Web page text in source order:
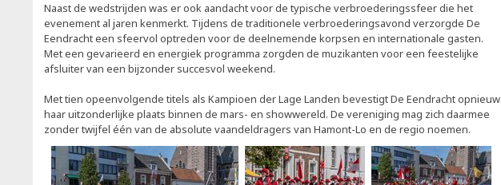
Naast de wedstrijden was er ook aandacht voor de typische verbroederingssfeer die het
evenement al jaren kenmerkt. Tijdens de traditionele verbroederingsavond verzorgde De
Eendracht een sfeervol optreden voor de deelnemende korpsen en internationale gasten.
Met een gevarieerd en energiek programma zorgden de muzikanten voor een feestelijke
afsluiter van een bijzonder succesvol weekend.
Met tien opeenvolgende titels als Kampioen der Lage Landen bevestigt De Eendracht opnieuw
haar uitzonderlijke plaats binnen de mars- en showwereld. De vereniging mag zich daarmee
zonder twijfel één van de absolute vaandeldragers van Hamont-Lo en de regio noemen.